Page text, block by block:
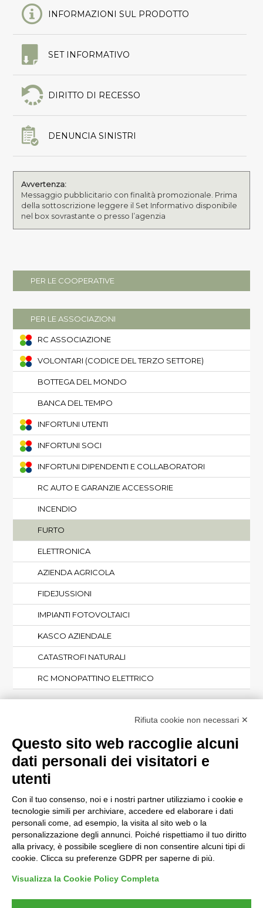
INFORMAZIONI SUL PRODOTTO
SET INFORMATIVO
DIRITTO DI RECESSO
DENUNCIA SINISTRI
Avvertenza:
Messaggio pubblicitario con finalità promozionale. Prima
della sottoscrizione leggere il Set Informativo disponibile
nel box sovrastante o presso l’agenzia
PER LE COOPERATIVE
PER LE ASSOCIAZIONI
RC ASSOCIAZIONE
VOLONTARI (CODICE DEL TERZO SETTORE)
BOTTEGA DEL MONDO
BANCA DEL TEMPO
INFORTUNI UTENTI
INFORTUNI SOCI
INFORTUNI DIPENDENTI E COLLABORATORI
RC AUTO E GARANZIE ACCESSORIE
INCENDIO
FURTO
ELETTRONICA
AZIENDA AGRICOLA
FIDEJUSSIONI
IMPIANTI FOTOVOLTAICI
KASCO AZIENDALE
CATASTROFI NATURALI
RC MONOPATTINO ELETTRICO
PER LA PERSONA E LE FAMIGLIE
© CAES 2026 - Tutti i diritti sono riservati
Privacy ecookie policy
Termini e condizioni
Gestione reclami
Prodotti Assicurativi Etici
Informativa al pubblico IVASS
Rifiuta cookie non necessari ✕
Questo sito web raccoglie alcuni
dati personali dei visitatori e
utenti
Con il tuo consenso, noi e i nostri partner utilizziamo i cookie e
tecnologie simili per archiviare, accedere ed elaborare i dati
personali come, ad esempio, la visita al sito web o la
personalizzazione degli annunci. Poiché rispettiamo il tuo diritto
alla privacy, è possibile scegliere di non consentire alcuni tipi di
cookie. Clicca su preferenze GDPR per saperne di più.
Visualizza la Cookie Policy Completa